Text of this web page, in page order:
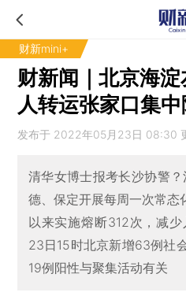
财新mini+
财新闻｜北京海
人转运张家口集
发布于 2022年05月23日 08:30
清华女博士报考长沙协警
德、保定开展每周一次常
以来实施熔断312次，减
23日15时北京新增63例社
19例阳性与聚集活动有关